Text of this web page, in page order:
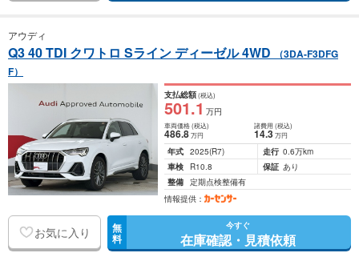
アウディ
Q3 40 TDI クワトロ Sライン ディーゼル 4WD
（3DA-F3DFG
F）
支払総額(税込)
501.1 万円
車両価格(税込)
486.8万円
諸費用 (税込)
14.3 万円
年式 2025(R7) 走行 0.6万km
車検
R10.8 保証 あり
整備 定期点検整備有
情報提供：
お気に入り 無
料
今すぐ
在庫確認・見積依頼